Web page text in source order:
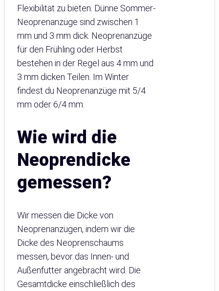
Flexibilität zu bieten. Dünne Sommer-
Neoprenanzüge sind zwischen 1
mm und 3 mm dick. Neoprenanzüge
für den Frühling oder Herbst
bestehen in der Regel aus 4 mm und
3 mm dicken Teilen. Im Winter
findest du Neoprenanzüge mit 5/4
mm oder 6/4 mm.
Wie wird die
Neoprendicke
gemessen?
Wir messen die Dicke von
Neoprenanzügen, indem wir die
Dicke des Neoprenschaums
messen, bevor das Innen- und
Außenfutter angebracht wird. Die
Gesamtdicke einschließlich des